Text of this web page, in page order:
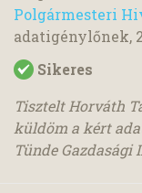
Polgármesteri
adatigénylőnek,
Sikeres
Tisztelt Horváth
küldöm a kért
Tünde Gazdasági